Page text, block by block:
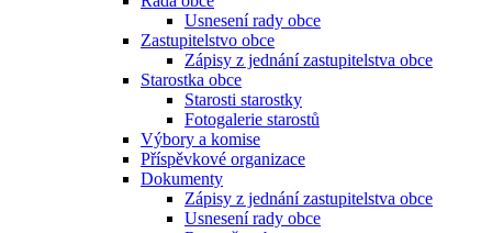
Usnesení rady obce
Zastupitelstvo obce
Zápisy z jednání zastupitelstva obce
Starostka obce
Starosti starostky
Fotogalerie starostů
Výbory a komise
Příspěvkové organizace
Dokumenty
Zápisy z jednání zastupitelstva obce
Usnesení rady obce